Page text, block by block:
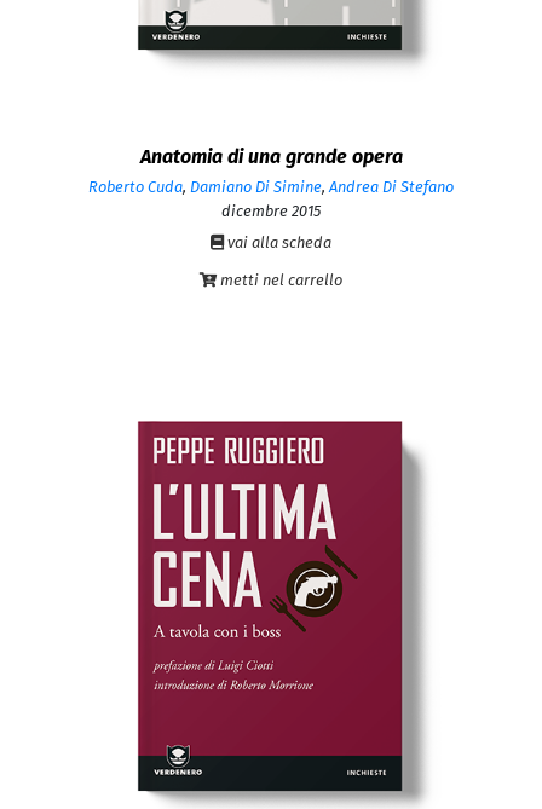
Anatomia di una grande opera
Roberto Cuda, Damiano Di Simine,Andrea Di Stefano
dicembre 2015
vai alla scheda
metti nel carrello